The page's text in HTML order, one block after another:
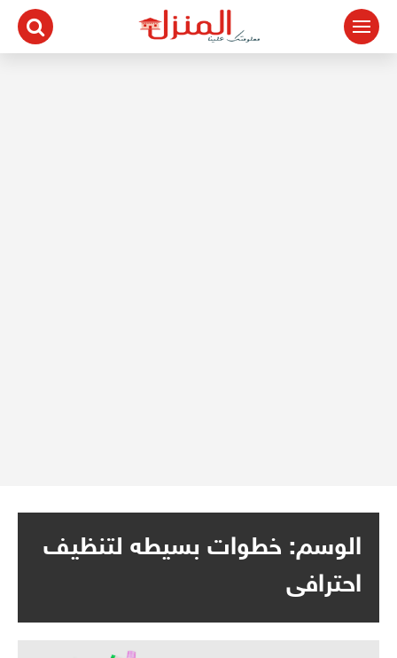
التجاوز
المحتوى
الوسم: خطوات بسيطه لتنظيف
احترافى